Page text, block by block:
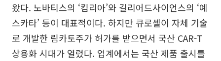
왔다. 노바티스의 ‘킴리아’와 길리어드사이언스의 ‘예
스카타’ 등이 대표적이다. 하지만 큐로셀이 자체 기술
로 개발한 림카토주가 허가를 받으면서 국산 CAR-T
상용화 시대가 열렸다. 업계에서는 국산 제품 출시를